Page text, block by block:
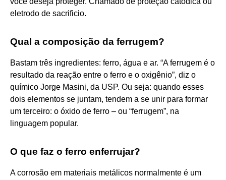
eletrodo de sacrificio.
Qual a composição da ferrugem?
Bastam três ingredientes: ferro, água e ar. “A ferrugem é o
resultado da reação entre o ferro e o oxigênio”, diz o
químico Jorge Masini, da USP. Ou seja: quando esses
dois elementos se juntam, tendem a se unir para formar
um terceiro: o óxido de ferro – ou “ferrugem”, na
linguagem popular.
O que faz o ferro enferrujar?
A corrosão em materiais metálicos normalmente é um